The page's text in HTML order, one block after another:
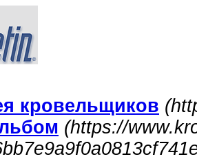
кровельщиков
(https://